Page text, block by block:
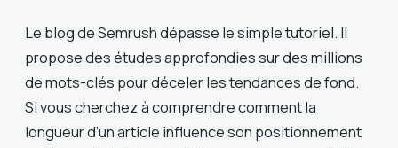
Le blog de Semrush dépasse le simple tutoriel. Il
propose des études approfondies sur des millions
de mots-clés pour déceler les tendances de fond.
Si vous cherchez à comprendre comment la
longueur d’un article influence son positionnement